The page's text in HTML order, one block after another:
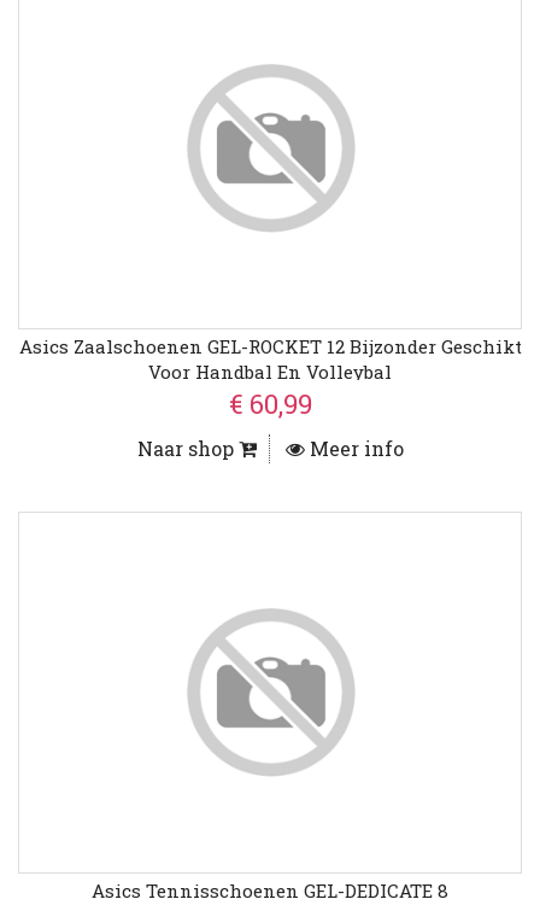
Asics Zaalschoenen GEL-ROCKET 12 Bijzonder Geschikt
Voor Handbal En Volleybal
€ 60,99
Naar shop Meer info
Asics Tennisschoenen GEL-DEDICATE 8